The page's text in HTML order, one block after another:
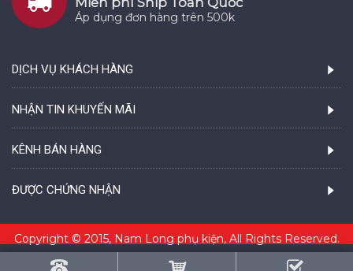
Áp dụng đơn hàng trên 500k
DỊCH VỤ KHÁCH HÀNG
NHẬN TIN KHUYẾN MÃI
KÊNH BÁN HÀNG
ĐƯỢC CHỨNG NHẬN
Copyright © 2015, Nam Long phụ kiện, All Rights Reserved.